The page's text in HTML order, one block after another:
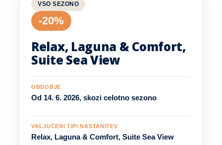
VSO SEZONO
-20%
Relax, Laguna & Comfort,
Suite Sea View
OBDOBJE
Od 14. 6. 2026, skozi celotno sezono
VKLJUČENI TIPI NASTANITEV
Relax, Laguna & Comfort, Suite Sea View